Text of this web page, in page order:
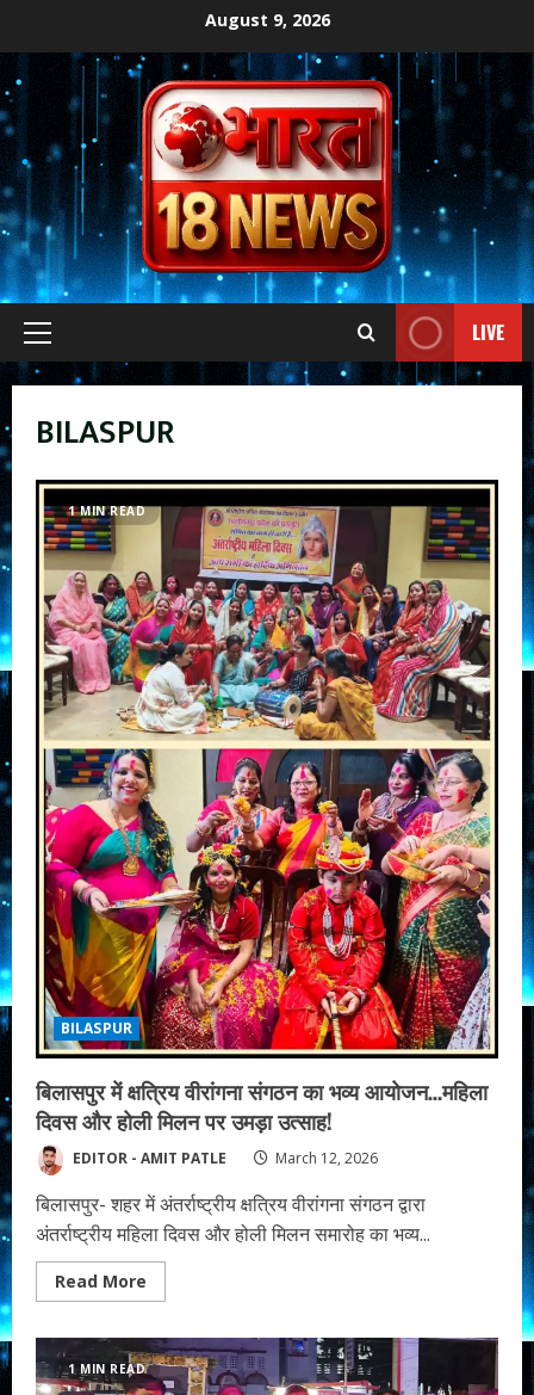
content
August 9, 2026
Primary
Menu
LIVE
BILASPUR
1 MIN READ
BILASPUR
बिलासपुर में क्षत्रिय वीरांगना संगठन का भव्य आयोजन…महिला
दिवस और होली मिलन पर उमड़ा उत्साह!
EDITOR - AMIT PATLE March 12, 2026
बिलासपुर- शहर में अंतर्राष्ट्रीय क्षत्रिय वीरांगना संगठन द्वारा
अंतर्राष्ट्रीय महिला दिवस और होली मिलन समारोह का भव्य...
Read More
more
में
क्षत्रिय
वीरांगना
1 MIN READ